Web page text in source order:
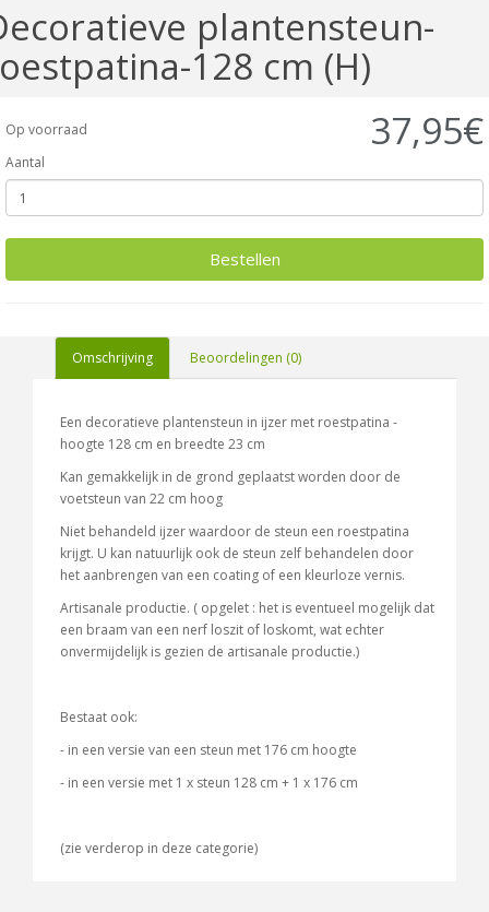
plantensteun-
128 cm (H)
Op voorraad 37,95€
Aantal
Bestellen
Omschrijving Beoordelingen (0)
Een decoratieve plantensteun in ijzer met roestpatina -
hoogte 128 cm en breedte 23 cm
Kan gemakkelijk in de grond geplaatst worden door de
voetsteun van 22 cm hoog
Niet behandeld ijzer waardoor de steun een roestpatina
krijgt. U kan natuurlijk ook de steun zelf behandelen door
het aanbrengen van een coating of een kleurloze vernis.
Artisanale productie. ( opgelet : het is eventueel mogelijk dat
een braam van een nerf loszit of loskomt, wat echter
onvermijdelijk is gezien de artisanale productie.)
Bestaat ook:
- in een versie van een steun met 176 cm hoogte
- in een versie met 1 x steun 128 cm + 1 x 176 cm
(zie verderop in deze categorie)